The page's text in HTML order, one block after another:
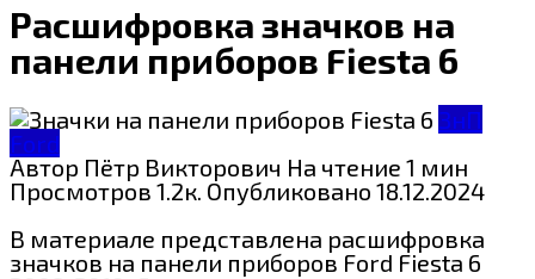
Расшифровка значков на
панели приборов Fiesta 6
ЗнП
Ford
Автор Пётр Викторович На чтение 1 мин
Просмотров 1.2к. Опубликовано 18.12.2024
В материале представлена расшифровка
значков на панели приборов Ford Fiesta 6